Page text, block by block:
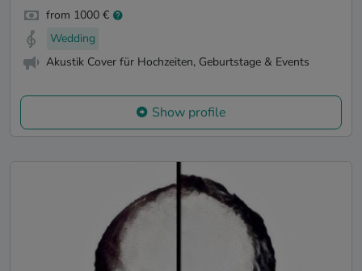
from 1000 €
Wedding
Akustik Cover für Hochzeiten, Geburtstage & Events
Show profile